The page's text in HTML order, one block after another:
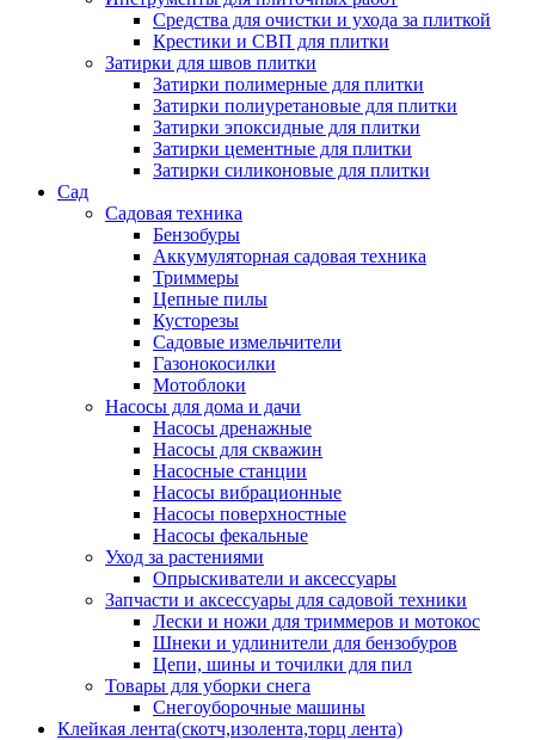
Средства для очистки и ухода за плиткой
Крестики и СВП для плитки
Затирки для швов плитки
Затирки полимерные для плитки
Затирки полиуретановые для плитки
Затирки эпоксидные для плитки
Затирки цементные для плитки
Затирки силиконовые для плитки
Сад
Садовая техника
Бензобуры
Аккумуляторная садовая техника
Триммеры
Цепные пилы
Кусторезы
Садовые измельчители
Газонокосилки
Мотоблоки
Насосы для дома и дачи
Насосы дренажные
Насосы для скважин
Насосные станции
Насосы вибрационные
Насосы поверхностные
Насосы фекальные
Уход за растениями
Опрыскиватели и аксессуары
Запчасти и аксессуары для садовой техники
Лески и ножи для триммеров и мотокос
Шнеки и удлинители для бензобуров
Цепи, шины и точилки для пил
Товары для уборки снега
Снегоуборочные машины
Клейкая лента(скотч,изолента,торц лента)